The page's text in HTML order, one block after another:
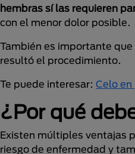
hembras sí las requieren
con el menor dolor posible.
También es importante
resultó el procedimiento.
Te puede interesar: Celo en
¿Por qué
Existen múltiples ventajas
riesgo de enfermedad y